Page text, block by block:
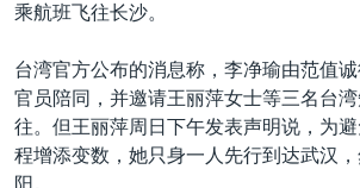
乘航班飞往长沙。
台湾官方公布的消息称，李净瑜由范值
官员陪同，并邀请王丽萍女士等三名台
往。但王丽萍周日下午发表声明说，为
程增添变数，她只身一人先行到达武汉
阳。